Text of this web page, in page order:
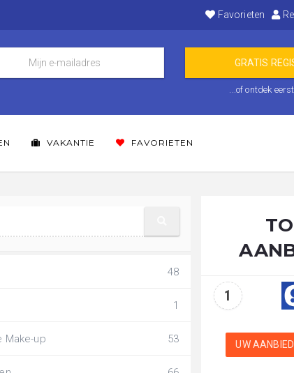
Favorieten
...of ontdek eerst
VAKANTIE FAVORIETEN
48
1
Make-up 53
1
UW